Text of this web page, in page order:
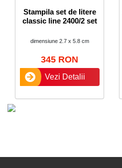
Stampila set de litere
classic line 2400/2 set
dimensiune 2.7 x 5.8 cm
345 RON
Vezi Detalii